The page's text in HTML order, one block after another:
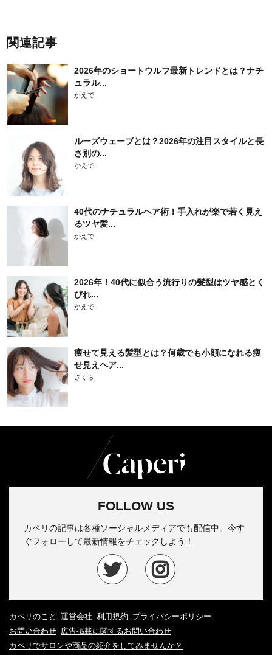
関連記事
2026年のショートウルフ最新トレンドとは？ナチ
ュラル...
かえで
ルーズウェーブとは？2026年の注目スタイルと長
さ別の...
かえで
40代のナチュラルヘア術！手入れが楽で若く見え
るツヤ髪...
かえで
2026年！40代に似合う流行りの髪型はツヤ感とく
びれ...
かえで
痩せて見える髪型とは？何歳でも小顔になれる痩
せ見えヘア...
さくら
FOLLOW US
カペリの記事は各種ソーシャルメディアでも配信中。今す
ぐフォローして最新情報をチェックしよう！
カペリのこと 運営会社 利用規約 プライバシーポリシー
お問い合わせ 広告掲載に関するお問い合わせ
カペリでサロンや商品の紹介をしてみませんか？